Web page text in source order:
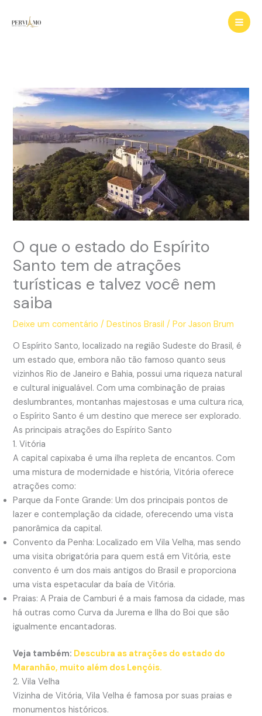
para
O que o estado do Espírito
Santo tem de atrações
turísticas e talvez você nem
saiba
Deixe um comentário /Destinos Brasil / PorJason Brum
O Espírito Santo, localizado na região Sudeste do Brasil, é
um estado que, embora não tão famoso quanto seus
vizinhos Rio de Janeiro e Bahia, possui uma riqueza natural
e cultural inigualável. Com uma combinação de praias
deslumbrantes, montanhas majestosas e uma cultura rica,
o Espírito Santo é um destino que merece ser explorado.
As principais atrações do Espírito Santo
1. Vitória
A capital capixaba é uma ilha repleta de encantos. Com
uma mistura de modernidade e história, Vitória oferece
atrações como:
Parque da Fonte Grande: Um dos principais pontos de
lazer e contemplação da cidade, oferecendo uma vista
panorâmica da capital.
Convento da Penha: Localizado em Vila Velha, mas sendo
uma visita obrigatória para quem está em Vitória, este
convento é um dos mais antigos do Brasil e proporciona
uma vista espetacular da baía de Vitória.
Praias: A Praia de Camburi é a mais famosa da cidade, mas
há outras como Curva da Jurema e Ilha do Boi que são
igualmente encantadoras.
Veja também: Descubra as atrações do estado do
Maranhão, muito além dos Lençóis.
2. Vila Velha
Vizinha de Vitória, Vila Velha é famosa por suas praias e
monumentos históricos.